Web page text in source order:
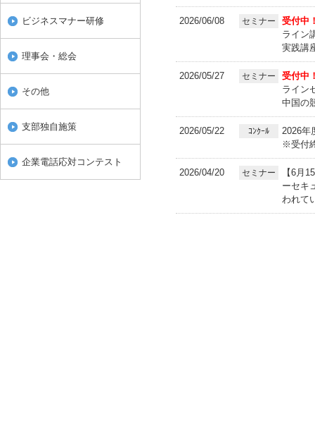
ビジネスマナー研修
理事会・総会
その他
支部独自施策
企業電話応対コンテスト
2026/06/08 セミナー
受付中
ライン
実践講
2026/05/27 セミナー
受付中
ライン
中国の
2026/05/22 ｺﾝｸｰﾙ
2026年
※受付
2026/04/20 セミナー
【6月
ーセキ
われて